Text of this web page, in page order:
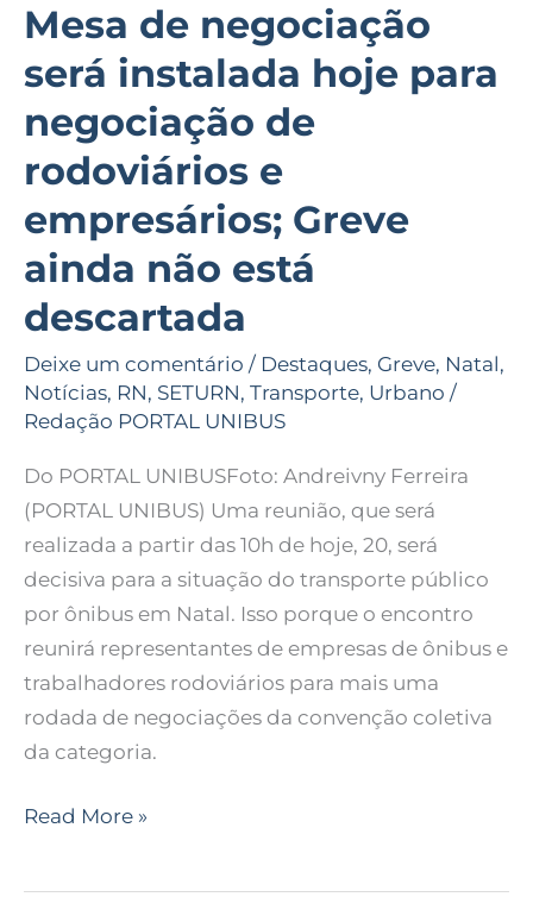
Mesa de negociação
será instalada hoje para
negociação de
rodoviários e
empresários; Greve
ainda não está
descartada
Deixe um comentário / Destaques, Greve, Natal,
Notícias, RN, SETURN, Transporte, Urbano /
Redação PORTAL UNIBUS
Do PORTAL UNIBUSFoto: Andreivny Ferreira
(PORTAL UNIBUS) Uma reunião, que será
realizada a partir das 10h de hoje, 20, será
decisiva para a situação do transporte público
por ônibus em Natal. Isso porque o encontro
reunirá representantes de empresas de ônibus e
trabalhadores rodoviários para mais uma
rodada de negociações da convenção coletiva
da categoria.
Greve
ainda
está
descartada
Read More »